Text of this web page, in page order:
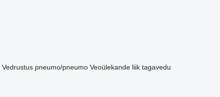
Vedrustus pneumo/pneumo Veoülekande liik tagavedu